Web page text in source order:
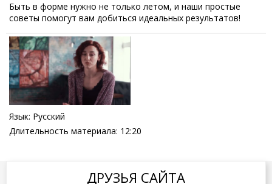
Быть в форме нужно не только летом, и наши простые
советы помогут вам добиться идеальных результатов!
Язык: Русский
Длительность материала: 12:20
ДРУЗЬЯ САЙТА